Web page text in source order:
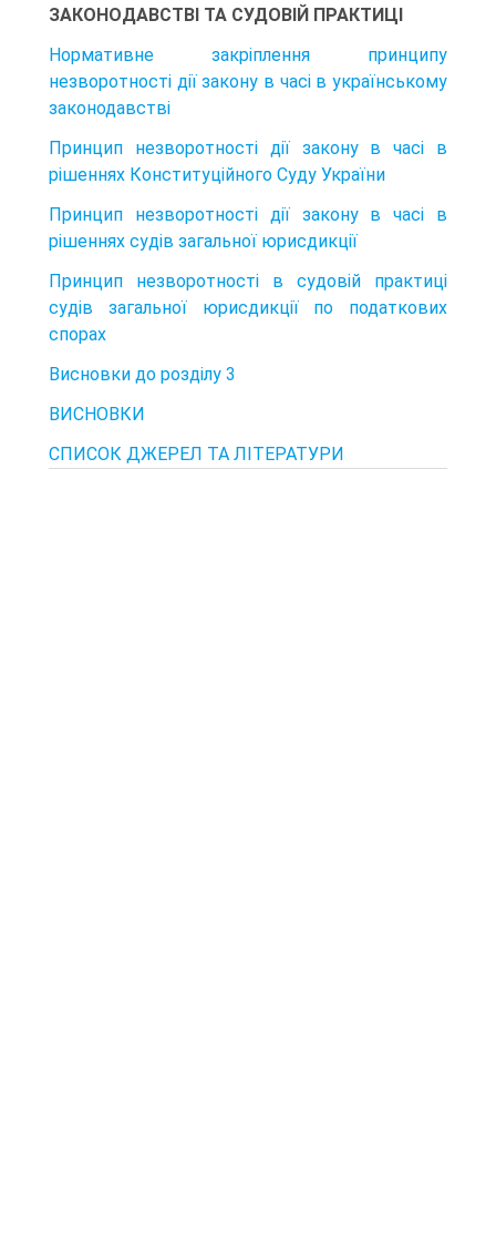
ЗАКОНОДАВСТВІ ТА СУДОВІЙ ПРАКТИЦІ
Нормативне закріплення принципу
незворотності дії закону в часі в українському
законодавстві
Принцип незворотності дії закону в часі в
рішеннях Конституційного Суду України
Принцип незворотності дії закону в часі в
рішеннях судів загальної юрисдикції
Принцип незворотності в судовій практиці
судів загальної юрисдикції по податкових
спорах
Висновки до розділу 3
ВИСНОВКИ
СПИСОК ДЖЕРЕЛ ТА ЛІТЕРАТУРИ